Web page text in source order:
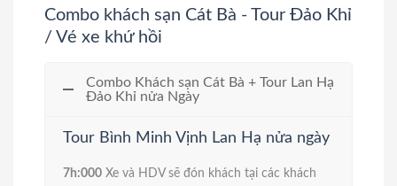
Combo khách sạn Cát Bà - Tour Đảo Khỉ
/ Vé xe khứ hồi
Combo Khách sạn Cát Bà + Tour Lan Hạ
Đảo Khỉ nửa Ngày
Tour Bình Minh Vịnh Lan Hạ nửa ngày
7h:000 Xe và HDV sẽ đón khách tại các khách